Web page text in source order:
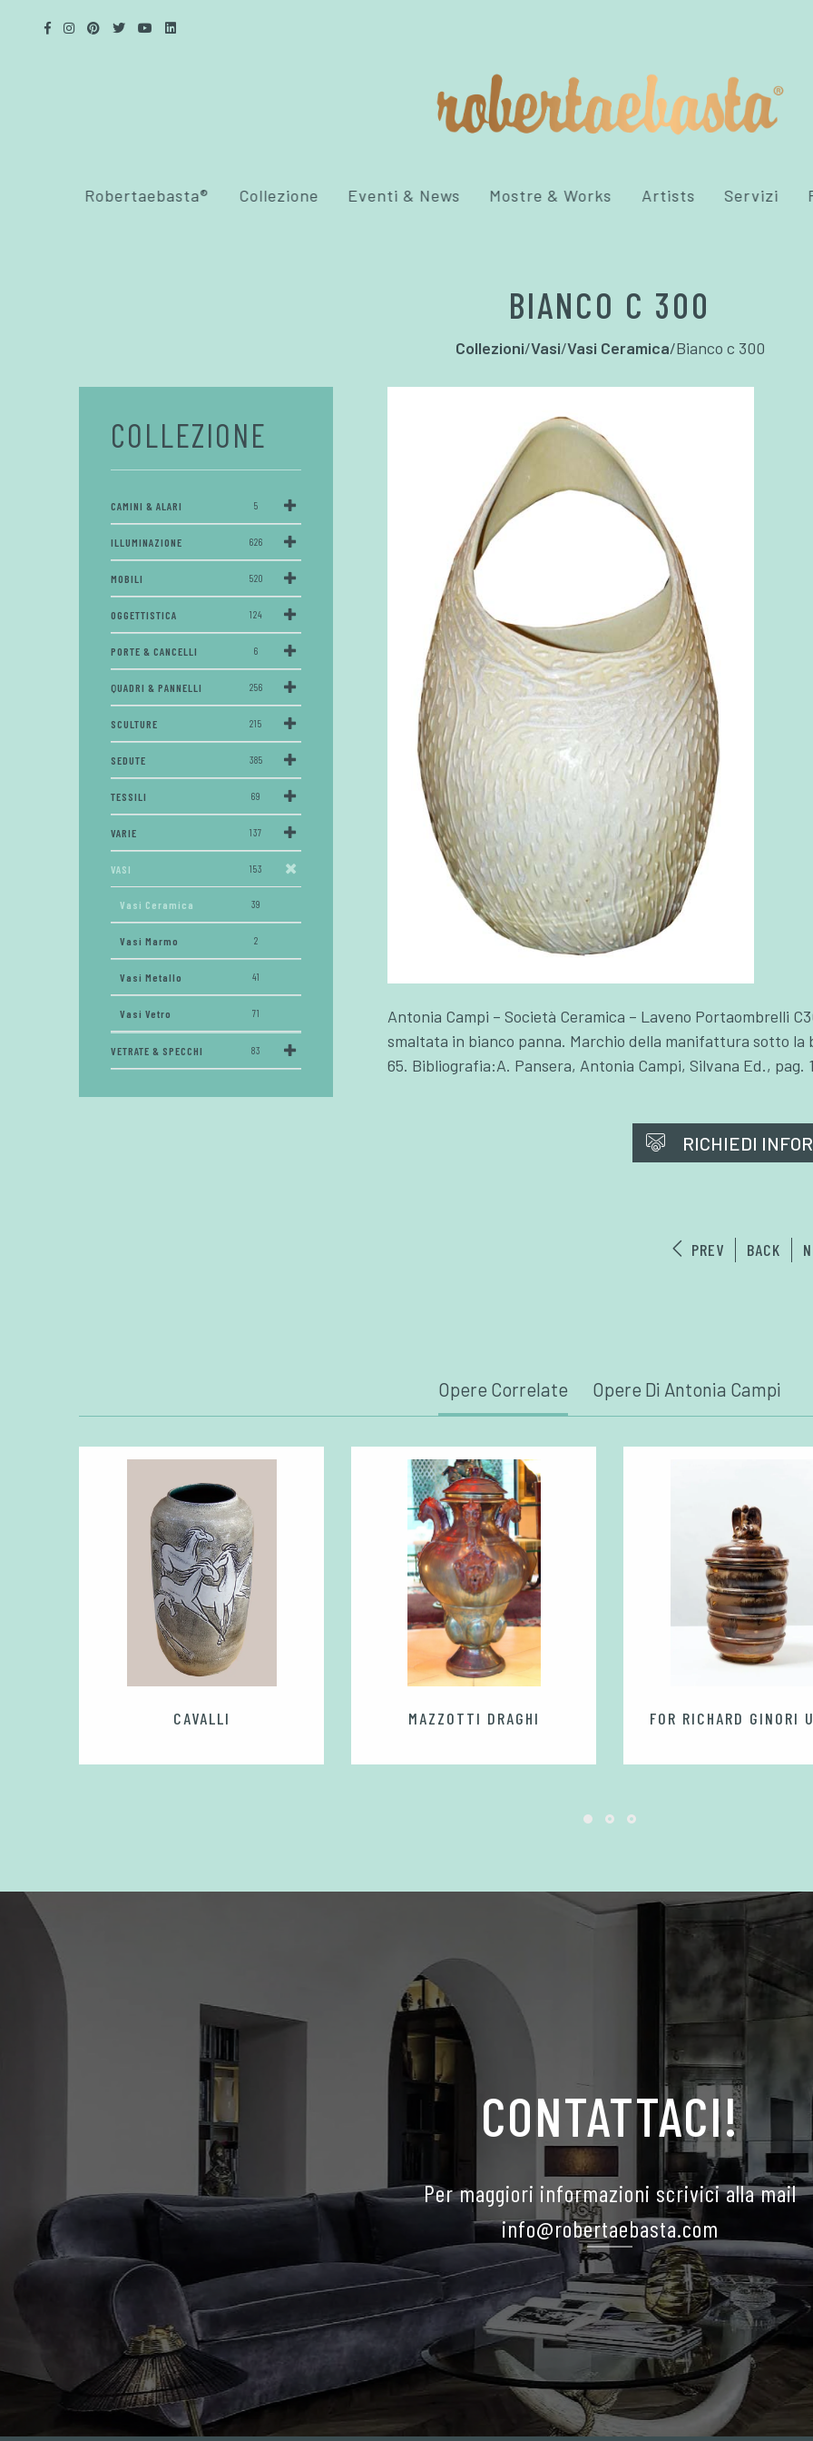
Robertaebasta® Collezione Eventi & News Mostre & Works Artists Servizi
BIANCO C 300
Collezioni/Vasi/Vasi Ceramica/Bianco c 300
Antonia Campi – Società Ceramica – Laveno Portaombrelli
smaltata in bianco panna. Marchio della manifattura sotto la
65. Bibliografia:A. Pansera, Antonia Campi, Silvana Ed., pag.
RICHIEDI
PREV BACK
COLLEZIONE
CAMINI & ALARI 5
ILLUMINAZIONE 626
MOBILI 520
OGGETTISTICA 124
PORTE & CANCELLI 6
QUADRI & PANNELLI 256
SCULTURE 215
SEDUTE 385
TESSILI 69
VARIE 137
VASI 153
Vasi Ceramica 39
Vasi Marmo 2
Vasi Metallo 41
Vasi Vetro 71
VETRATE & SPECCHI 83
Opere Correlate Opere Di Antonia Campi
CAVALLI MAZZOTTI DRAGHI FOR RICHARD GINORI
CONTATTACI!
Per maggiori informazioni scrivici alla mail
info@robertaebasta.com